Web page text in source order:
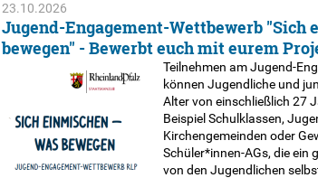
23.10.2026
Jugend-Engagement-Wettbewerb "Sich
bewegen" - Bewerbt euch mit eurem
Teilnehmen am Jugend-
können Jugendliche und
Alter von einschließlich 27
Beispiel Schulklassen,
Kirchengemeinden oder
Schüler*innen-AGs, die ein
von den Jugendlichen